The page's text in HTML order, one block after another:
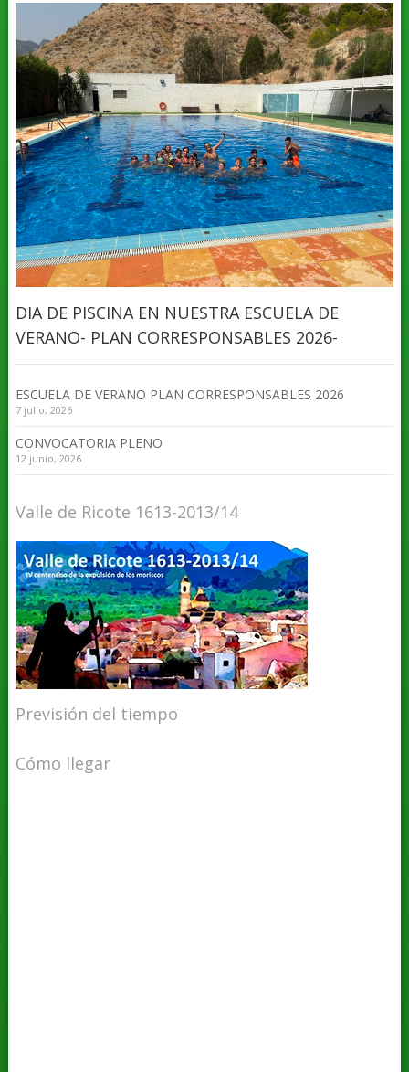
DIA DE PISCINA EN NUESTRA ESCUELA DE
VERANO- PLAN CORRESPONSABLES 2026-
ESCUELA DE VERANO PLAN CORRESPONSABLES 2026
7 julio, 2026
CONVOCATORIA PLENO
12 junio, 2026
Valle de Ricote 1613-2013/14
Previsión del tiempo
Cómo llegar